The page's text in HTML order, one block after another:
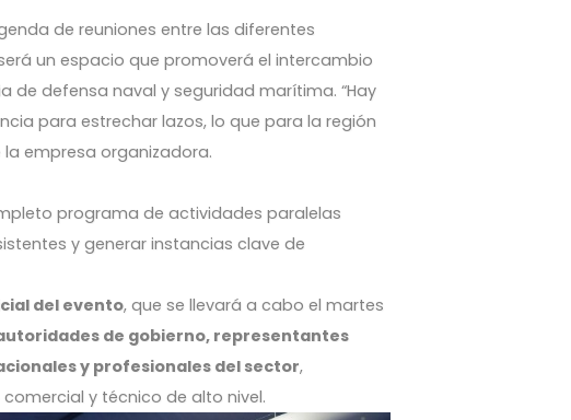
de reuniones entre las diferentes
un espacio que promoverá el intercambio
defensa naval y seguridad marítima. “Hay
para estrechar lazos, lo que para la región
empresa organizadora.
programa de actividades paralelas
y generar instancias clave de
del evento, que se llevará a cabo el martes
de gobierno, representantes
y profesionales del sector,
y técnico de alto nivel.